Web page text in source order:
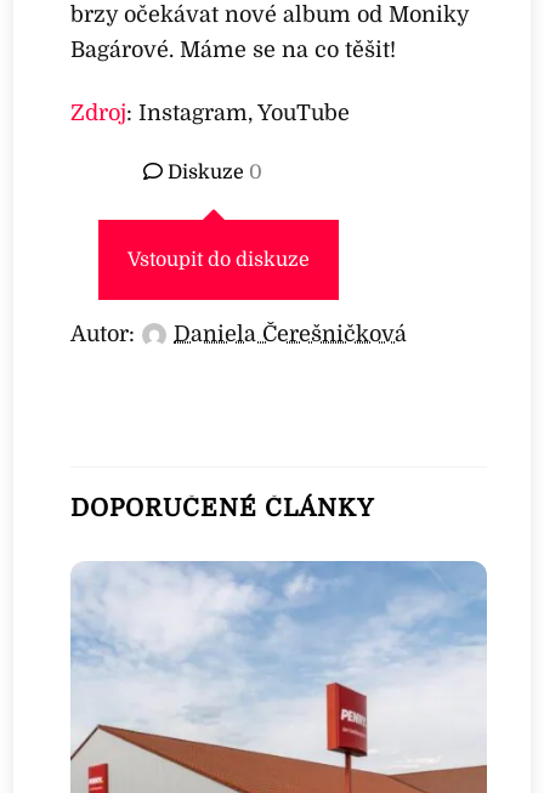
brzy očekávat nové album od Moniky
Bagárové. Máme se na co těšit!
Zdroj: Instagram, YouTube
Diskuze 0
Vstoupit do diskuze
Autor: Daniela Čerešničková
DOPORUČENÉ ČLÁNKY